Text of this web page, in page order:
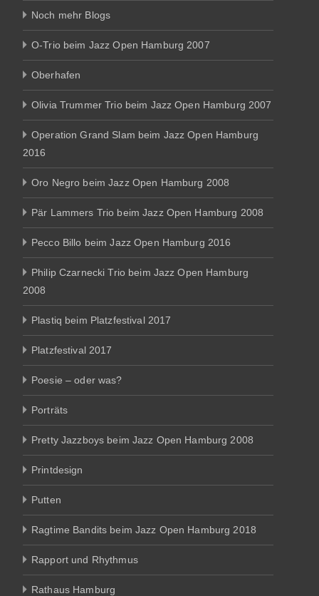
Noch mehr Blogs
O-Trio beim Jazz Open Hamburg 2007
Oberhafen
Olivia Trummer Trio beim Jazz Open Hamburg 2007
Operation Grand Slam beim Jazz Open Hamburg
2016
Oro Negro beim Jazz Open Hamburg 2008
Pär Lammers Trio beim Jazz Open Hamburg 2008
Pecco Billo beim Jazz Open Hamburg 2016
Philip Czarnecki Trio beim Jazz Open Hamburg
2008
Plastiq beim Platzfestival 2017
Platzfestival 2017
Poesie – oder was?
Porträts
Pretty Jazzboys beim Jazz Open Hamburg 2008
Printdesign
Putten
Ragtime Bandits beim Jazz Open Hamburg 2018
Rapport und Rhythmus
Rathaus Hamburg